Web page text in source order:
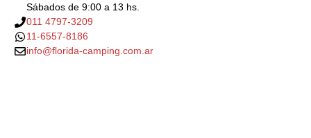
Sábados de 9:00 a 13 hs.
011 4797-3209
11-6557-8186
info@florida-camping.com.ar